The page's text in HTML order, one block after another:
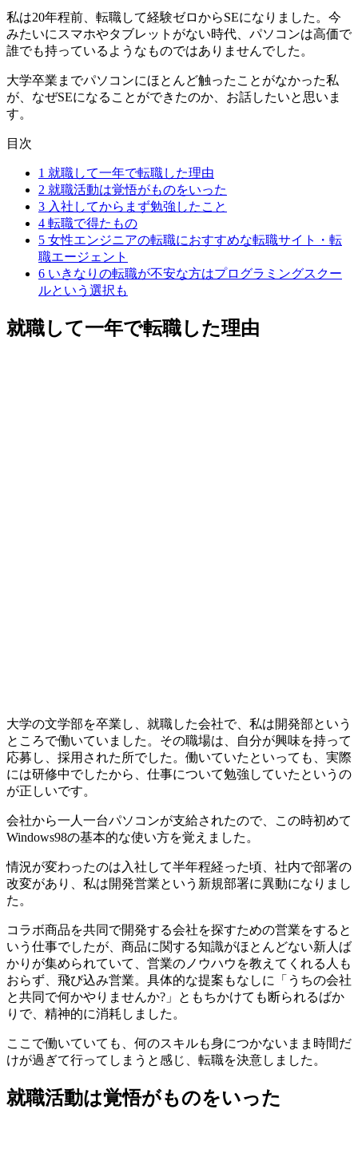
私は20年程前、 転職して経験ゼロからSEになりました。今
みたいにスマホやタブレットがない時代、パソコンは高価で
誰でも持っているようなものではありませんでした。
大学卒業までパソコンにほとんど触ったことがなかった私
が、なぜSEになることができたのか、お話したいと思いま
す。
目次
1 就職して一年で転職した理由
2 就職活動は覚悟がものをいった
3 入社してからまず勉強したこと
4 転職で得たもの
5 女性エンジニアの転職におすすめな転職サイト・転
職エージェント
6 いきなりの転職が不安な方はプログラミングスクー
ルという選択も
就職して一年で転職した理由
大学の文学部を卒業し、就職した会社で、私は開発部という
ところで働いていました。その職場は、
自分が興味を持って
応募し、採用された所でした。働いていたといっても、実際
には研修中でしたから、仕事について勉強していたというの
が正しいです。
会社から一人一台パソコンが支給されたので、この時初めて
Windows98の基本的な使い方を覚えました。
情況が変わったのは入社して半年程経った頃、社内で部署の
改変があり、私は開発営業という 新規部署に異動になりまし
た。
コラボ商品を共同で開発する会社を探すための営業をすると
いう仕事でしたが、商品に関する知識がほとんどない新人ば
かりが集められていて、営業のノウハウを教えてくれる人も
おらず、飛び込み営業。具体的な提案もなしに「うちの会社
と共同で何かやりませんか?」ともちかけても断られるばか
りで、精神的に消耗しました。
ここで働いていても、 何のスキルも身につかないまま時間だ
けが過ぎて行ってしまうと感じ、転職を決意しました。
就職活動は覚悟がものをいった